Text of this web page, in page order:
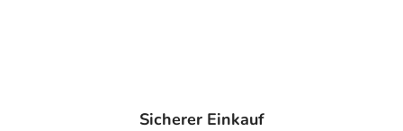
Sicherer Einkauf